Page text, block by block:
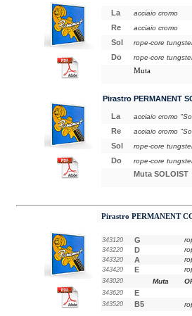
La acciaio cromo
Re acciaio cromo
Sol rope-core
Do rope-core
Muta
Pirastro PERMANENT
La acciaio cromo
Re acciaio cromo
Sol rope-core
Do rope-core
Muta SOLOIST
Pirastro PERMANENT
343120 G
343220 D
343320 A
343420 E
343020 Muta
343620 E
343520 B5